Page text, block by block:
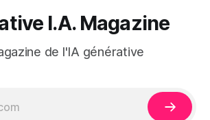
I.A. Magazine
de l'IA générative